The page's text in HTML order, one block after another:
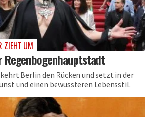
ZIEHT UM
Regenbogenhauptstadt
Berlin den Rücken und setzt in der
und einen bewussteren Lebensstil.